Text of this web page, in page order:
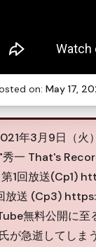
on: May 17,
年3月9日（火
秀一 That's
第1回放送(Cp1)
放送 (Cp3)
無料公開に至
が急逝してしま